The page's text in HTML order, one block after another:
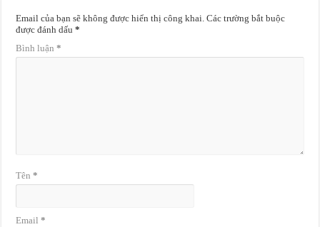
Email của bạn sẽ không được hiển thị công khai. Các trường bắt buộc
được đánh dấu*
Bình luận*
Tên*
Email*